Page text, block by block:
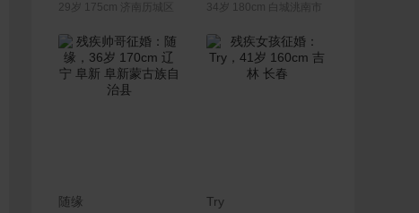
29岁 175cm 济南历城区 34岁 180cm 白城洮南市
随缘 Try